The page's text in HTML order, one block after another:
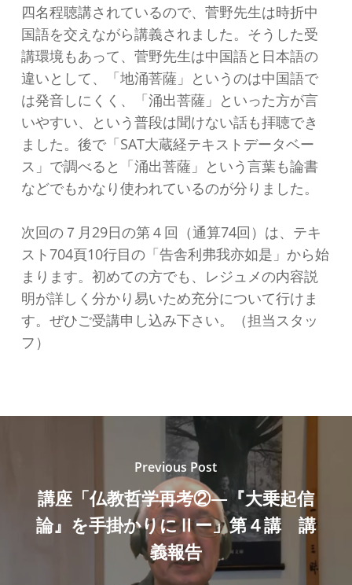
四名程聴講されているので、菅野先生は時折中
国語を交えながら講義されました。そうした受
講環境もあって、菅野先生は中国語と日本語の
違いとして、「地涌菩薩」というのは中国語で
は発音しにくく、「涌出菩薩」といった方が言
いやすい、という普段は聞けない話も拝聴でき
ました。後で「SAT大蔵経テキストデータベー
ス」で調べると「涌出菩薩」という言葉も論書
などでもかなり使われているのが分りました。
次回の７月29日の第４回（通算74回）は、テキ
スト704頁10行目の「告舎利弗我亦如是」から始
まります。初めての方でも、レジュメの内容説
明が詳しく分かり易いため充分について行けま
す。ぜひご受講申し込み下さい。（担当スタッ
フ）
Previous Post
講座「仏教哲学再考②―『大乗起信
論』を手掛かりにⅡー」第４講 講
義報告